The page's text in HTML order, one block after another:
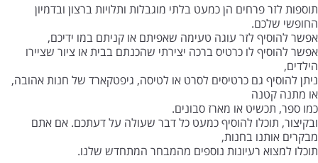
תוספות לזר פרחים הן כמעט בלתי מוגבלות ותלויות ברצון ובדמיון
החופשי שלכם.
אפשר להוסיף לזר עוגה טעימה שאפיתם או קניתם במו ידיכם,
אפשר להוסיף לו כרטיס ברכה יצירתי שהכנתם בבית או ציור שציירו
הילדים,
ניתן להוסיף גם כרטיסים לסרט או לטיסה, גיפטקארד של חנות אהובה,
או מתנה קטנה
כמו ספר, תכשיט או מארז סבונים.
ובקיצור, תוכלו להוסיף כמעט כל דבר שעולה על דעתכם. אם אתם
מבקרים אותנו בחנות,
תוכלו למצוא רעיונות נוספים מהמבחר המתחדש שלנו.